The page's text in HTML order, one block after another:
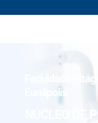
Faculdade
Eunápolis
NÚCLEO DE